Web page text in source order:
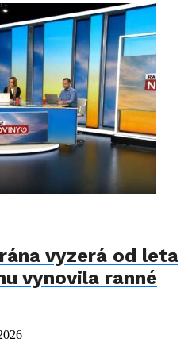
vyzerá od leta
vynovila ranné